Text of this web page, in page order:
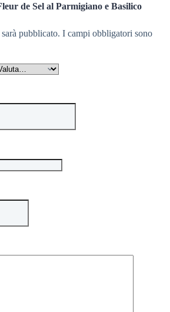
de Sel al Parmigiano e Basilico
pubblicato. I campi obbligatori sono